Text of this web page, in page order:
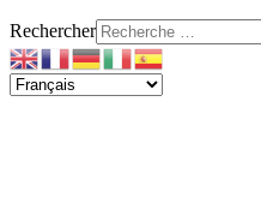
Rechercher